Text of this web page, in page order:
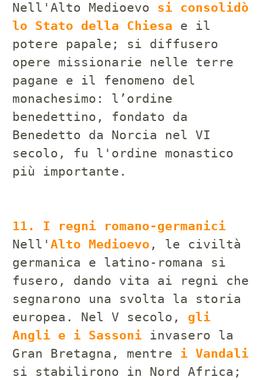
Nell'Alto Medioevo si consolidò
lo Stato della Chiesa e il
potere papale; si diffusero
opere missionarie nelle terre
pagane e il fenomeno del
monachesimo: l’ordine
benedettino, fondato da
Benedetto da Norcia nel VI
secolo, fu l'ordine monastico
più importante.
11. I regni romano-germanici
Nell' Alto Medioevo , le civiltà
germanica e latino-romana si
fusero, dando vita ai regni che
segnarono una svolta la storia
europea. Nel V secolo, gli
Angli e i Sassoni invasero la
Gran Bretagna, mentre i Vandali
si stabilirono in Nord Africa;